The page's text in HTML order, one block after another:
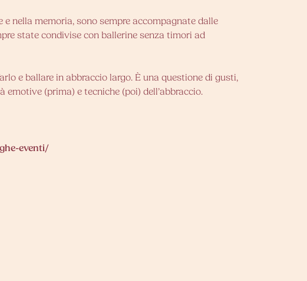
nella memoria, sono sempre accompagnate dalle
state condivise con ballerine senza timori ad
e ballare in abbraccio largo. È una questione di gusti,
(prima) e tecniche (poi) dell’abbraccio.
eventi/